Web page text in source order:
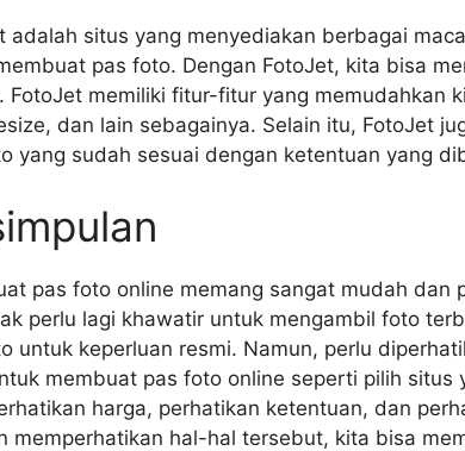
adalah situs yang menyediakan berbagai
pas foto. Dengan FotoJet, kita bisa
FotoJet memiliki fitur-fitur yang memudahkan
dan lain sebagainya. Selain itu, FotoJet
yang sudah sesuai dengan ketentuan yang
pas foto online memang sangat mudah dan
perlu lagi khawatir untuk mengambil foto
untuk keperluan resmi. Namun, perlu
membuat pas foto online seperti pilih situs
harga, perhatikan ketentuan, dan
memperhatikan hal-hal tersebut, kita bisa